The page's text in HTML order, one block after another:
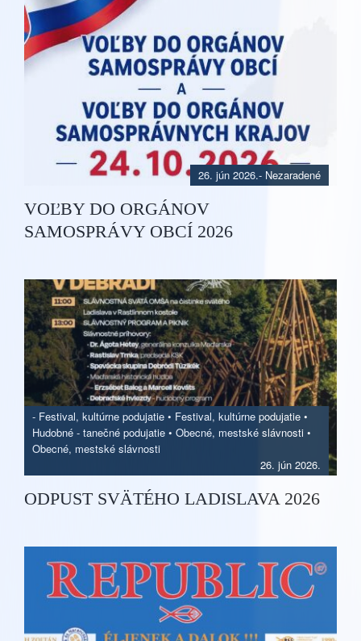
- Nezaradené
26. jún 2026.
VOĽBY DO ORGÁNOV
SAMOSPRÁVY OBCÍ 2026
- Festival, kultúrne podujatie • Festival, kultúrne podujatie •
Hudobné - tanečné podujatie • Obecné, mestské slávnosti •
Obecné, mestské slávnosti
26. jún 2026.
ODPUST SVÄTÉHO LADISLAVA 2026